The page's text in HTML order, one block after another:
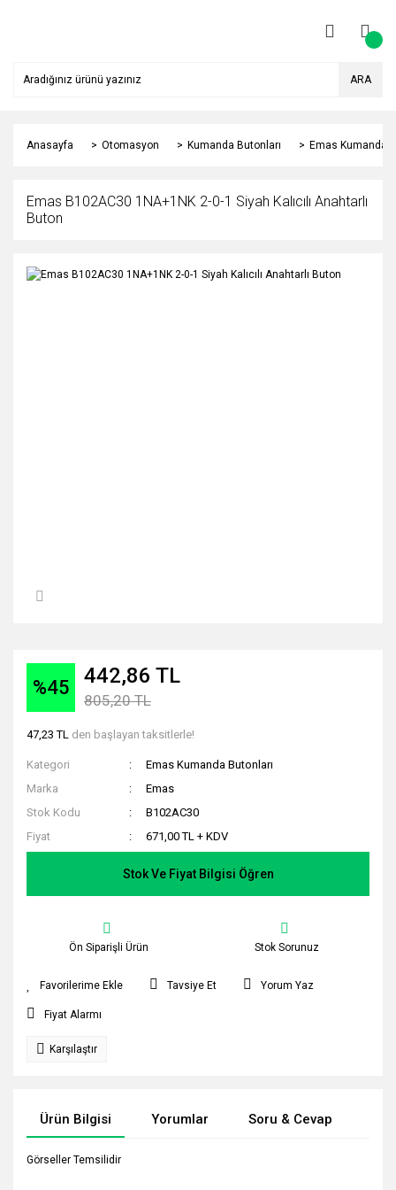
ARA
Anasayfa Otomasyon Kumanda Butonları Emas Kumanda
Emas B102AC30 1NA+1NK 2-0-1 Siyah Kalıcılı Anahtarlı
Buton
%45 442,86 TL
805,20 TL
47,23 TL den başlayan taksitlerle!
Kategori
Emas Kumanda Butonları
Marka
Emas
Stok Kodu
B102AC30
Fiyat
671,00 TL + KDV
Stok Ve Fiyat Bilgisi Öğren
Ön Siparişli Ürün Stok Sorunuz
Tavsiye Et Yorum Yaz
Fiyat Alarmı
Karşılaştır
Ürün Bilgisi Yorumlar Soru & Cevap
Görseller Temsilidir